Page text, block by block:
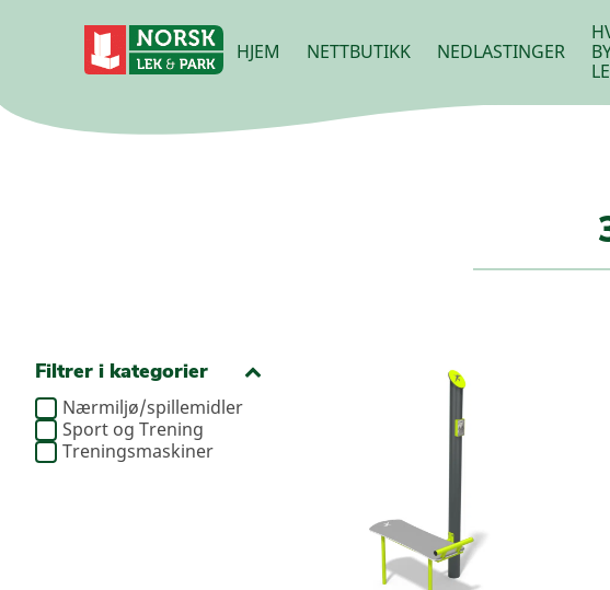
HJEM NETTBUTIKK NEDLASTINGER
Filtrer i kategorier
Nærmiljø/spillemidler
Sport og Trening
Treningsmaskiner